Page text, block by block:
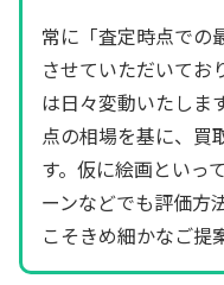
常に「査定時点での
させていただいてお
は日々変動いたしま
点の相場を基に、買
す。仮に絵画といっ
ーンなどでも評価方
こそきめ細かなご提